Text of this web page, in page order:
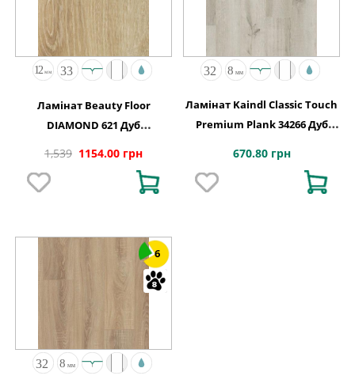
Ламінат Beauty Floor
DIAMOND 621 Дуб
1,539 1154.00 грн
Ламінат Kaindl Classic Touch
Premium Plank 34266 Дуб
670.80 грн
6